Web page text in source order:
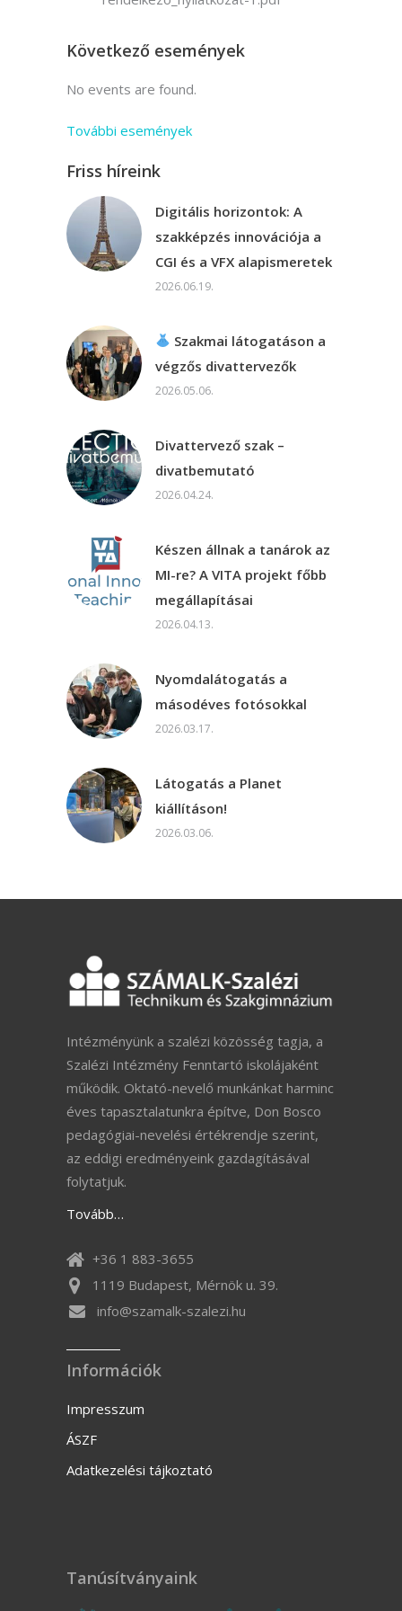
Következő események
No events are found.
További események
Friss híreink
Digitális horizontok: A
szakképzés innovációja a
CGI és a VFX alapismeretek
2026.06.19.
Szakmai látogatáson a
végzős divattervezők
2026.05.06.
Divattervező szak –
divatbemutató
2026.04.24.
Készen állnak a tanárok az
MI-re? A VITA projekt főbb
megállapításai
2026.04.13.
Nyomdalátogatás a
másodéves fotósokkal
2026.03.17.
Látogatás a Planet
kiállításon!
2026.03.06.
Intézményünk a szalézi közösség tagja, a
Szalézi Intézmény Fenntartó iskolájaként
működik. Oktató-nevelő munkánkat harminc
éves tapasztalatunkra építve, Don Bosco
pedagógiai-nevelési értékrendje szerint,
az eddigi eredményeink gazdagításával
folytatjuk.
Tovább…
+36 1 883-3655
1119 Budapest, Mérnök u. 39.
info@szamalk-szalezi.hu
Információk
Impresszum
ÁSZF
Adatkezelési tájkoztató
Tanúsítványaink